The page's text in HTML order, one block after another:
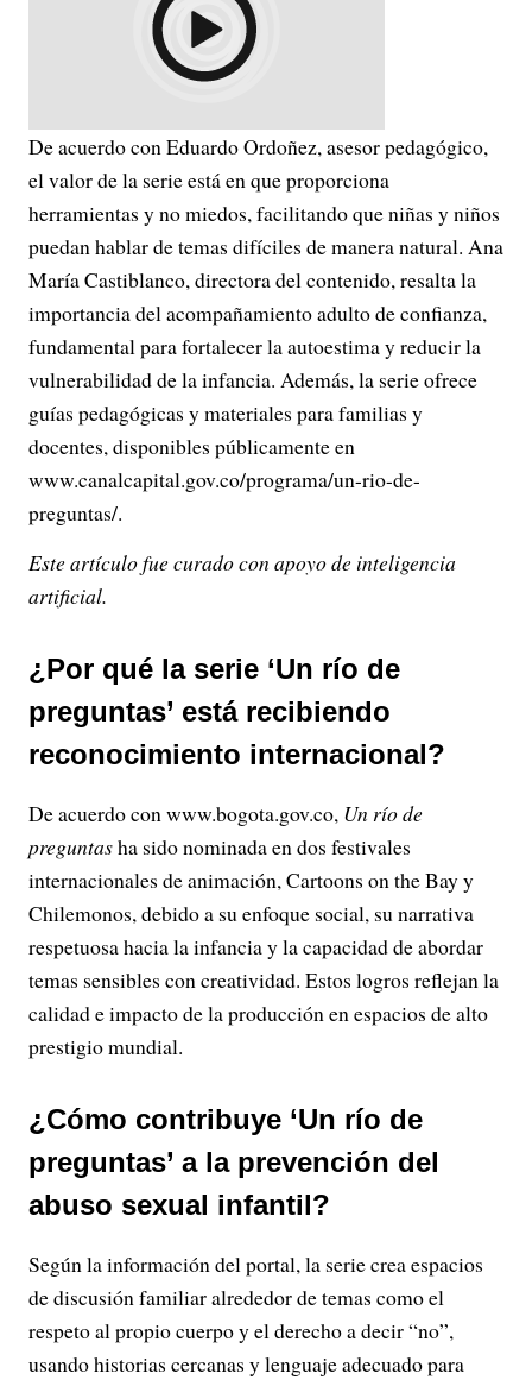
De acuerdo con Eduardo Ordoñez, asesor pedagógico,
el valor de la serie está en que proporciona
herramientas y no miedos, facilitando que niñas y niños
puedan hablar de temas difíciles de manera natural. Ana
María Castiblanco, directora del contenido, resalta la
importancia del acompañamiento adulto de confianza,
fundamental para fortalecer la autoestima y reducir la
vulnerabilidad de la infancia. Además, la serie ofrece
guías pedagógicas y materiales para familias y
docentes, disponibles públicamente en
www.canalcapital.gov.co/programa/un-rio-de-
preguntas/.
Este artículo fue curado con apoyo de inteligencia
artificial.
¿Por qué la serie ‘Un río de
preguntas’ está recibiendo
reconocimiento internacional?
De acuerdo con www.bogota.gov.co, Un río de
preguntasha sido nominada en dos festivales
internacionales de animación, Cartoons on the Bay y
Chilemonos, debido a su enfoque social, su narrativa
respetuosa hacia la infancia y la capacidad de abordar
temas sensibles con creatividad. Estos logros reflejan la
calidad e impacto de la producción en espacios de alto
prestigio mundial.
¿Cómo contribuye ‘Un río de
preguntas’ a la prevención del
abuso sexual infantil?
Según la información del portal, la serie crea espacios
de discusión familiar alrededor de temas como el
respeto al propio cuerpo y el derecho a decir “no”,
usando historias cercanas y lenguaje adecuado para